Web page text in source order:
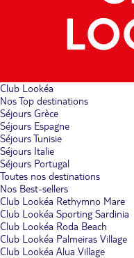
Club Lookéa
Nos Top destinations
Séjours Grèce
Séjours Espagne
Séjours Tunisie
Séjours Italie
Séjours Portugal
Toutes nos destinations
Nos Best-sellers
Club Lookéa Rethymno Mare
Club Lookéa Sporting Sardinia
Club Lookéa Roda Beach
Club Lookéa Palmeiras Village
Club Lookéa Alua Village